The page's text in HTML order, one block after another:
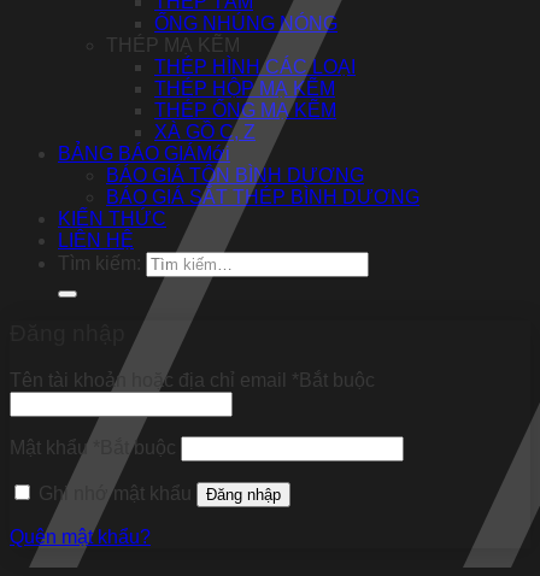
ỐNG NHÚNG NÓNG
THÉP MẠ KẼM
THÉP HÌNH CÁC LOẠI
THÉP HỘP MẠ KẼM
THÉP ỐNG MẠ KẼM
XÀ GỒ C, Z
BẢNG BÁO GIÁ
BÁO GIÁ TÔN BÌNH DƯƠNG
BÁO GIÁ SẮT THÉP BÌNH DƯƠNG
KIẾN THỨC
LIÊN HỆ
Tìm kiếm:
Tên tài khoản hoặc địa chỉ email * Bắt buộc
Mật khẩu Bắt buộc
Ghi nhớ mật khẩu Đăng nhập
Quên mật khẩu?